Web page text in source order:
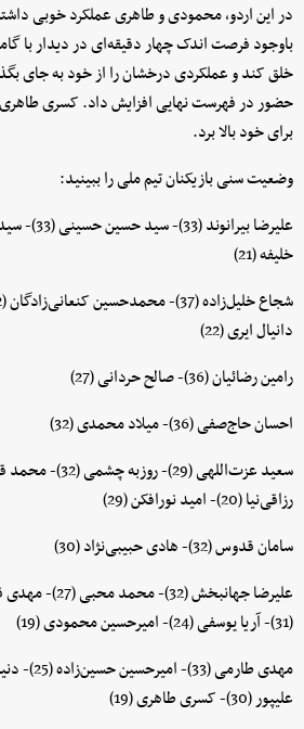
در این اردو، محمودی و طاهری عملکرد خوبی
باوجود فرصت اندک چهار دقیقه‌ای در دیدار با
خلق کند و عملکردی درخشان را از خود به جای
حضور در فهرست نهایی افزایش داد. کسری طاهری
برای خود بالا برد.
وضعیت سنی بازیکنان تیم ملی را ببینید:
خلیفه (21)
دانیال ایری (22)
رامین رضائیان (36)- صالح حردانی (27)
احسان حاج‌صفی (36)- میلاد محمدی (32)
رزاقی‌نیا (20)- امید نورافکن (29)
سامان قدوس (32)- هادی حبیبی‌نژاد (30)
(31)- آریا یوسفی (24)- امیرحسین محمودی (19)
علیپور (30)- کسری طاهری (19)